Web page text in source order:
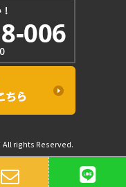
All rights Reserved.